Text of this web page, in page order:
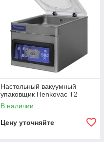
​​​​​​​Настольный вакуумный
упаковщик Henkovac T2
В наличии
Цену уточняйте